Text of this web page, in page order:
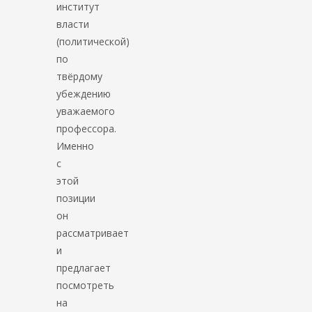
институт
власти
(политической)
по
твёрдому
убеждению
уважаемого
профессора.
Именно
с
этой
позиции
он
рассматривает
и
предлагает
посмотреть
на